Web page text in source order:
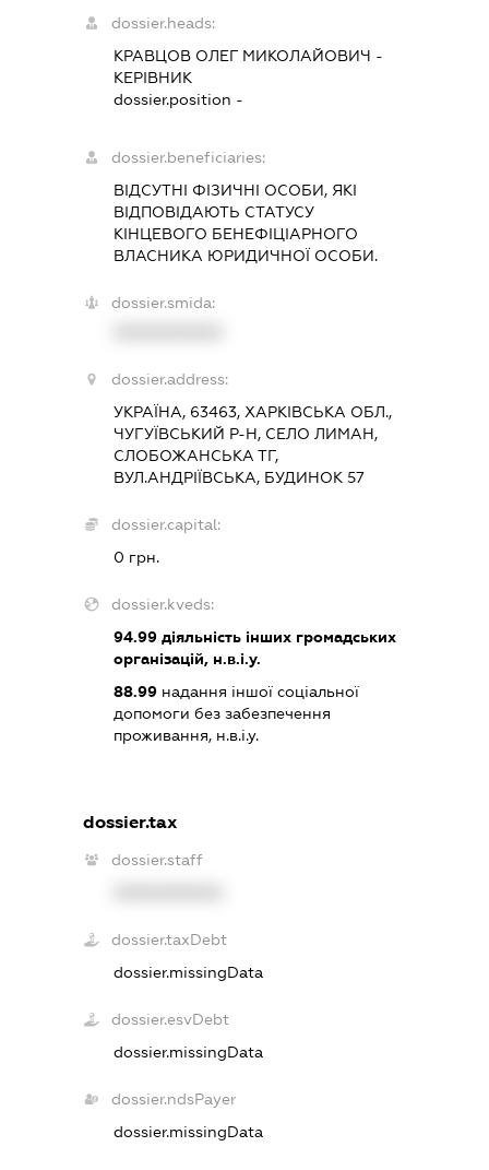
dossier.heads:
КРАВЦОВ ОЛЕГ МИКОЛАЙОВИЧ -
КЕРІВНИК
dossier.position -
dossier.beneficiaries:
ВІДСУТНІ ФІЗИЧНІ ОСОБИ, ЯКІ
ВІДПОВІДАЮТЬ СТАТУСУ
КІНЦЕВОГО БЕНЕФІЦІАРНОГО
ВЛАСНИКА ЮРИДИЧНОЇ ОСОБИ.
dossier.smida:
dossier.address:
УКРАЇНА, 63463, ХАРКІВСЬКА ОБЛ.,
ЧУГУЇВСЬКИЙ Р-Н, СЕЛО ЛИМАН,
СЛОБОЖАНСЬКА ТГ,
ВУЛ.АНДРІЇВСЬКА, БУДИНОК 57
dossier.capital:
0 грн.
dossier.kveds:
94.99 діяльність інших громадських
організацій, н.в.і.у.
88.99 надання іншої соціальної
допомоги без забезпечення
проживання, н.в.і.у.
dossier.tax
dossier.staff
dossier.taxDebt
dossier.missingData
dossier.esvDebt
dossier.missingData
dossier.ndsPayer
dossier.missingData